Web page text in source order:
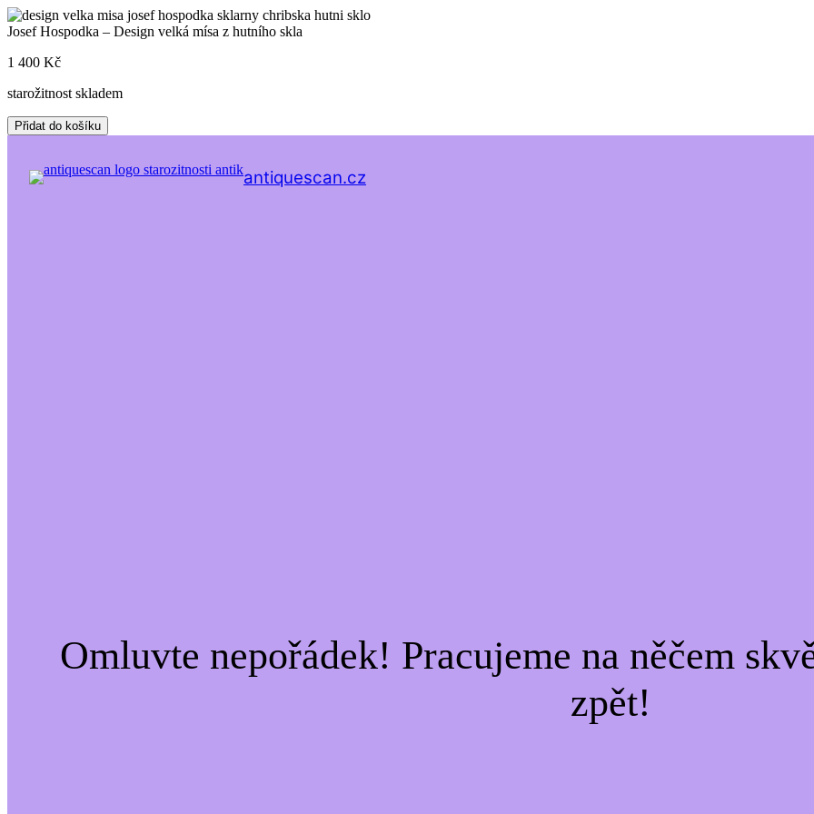
Skip
to
Josef Hospodka – Design velká mísa z hutního skla
1 400 Kč
starožitnost skladem
Josef
Hospodka
Design
velká
Přidat do košíku
antiquescan.cz
Omluvte nepořádek! Pracujeme na něčem
zpět!